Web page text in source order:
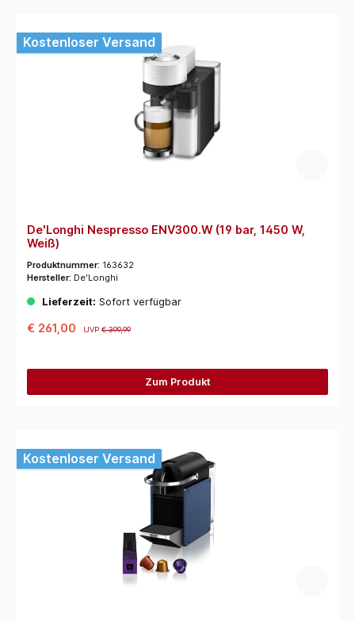
Kostenloser Versand
De'Longhi Nespresso ENV300.W (19 bar, 1450 W,
Weiß)
Produktnummer: 163632
Hersteller: De'Longhi
Lieferzeit: Sofort verfügbar
€ 261,00 UVP€ 399,99
Zum Produkt
Kostenloser Versand